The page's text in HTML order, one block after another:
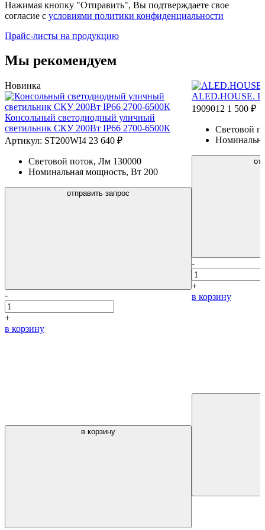
Нажимая кнопку "Отправить", Вы подтверждаете свое
согласие с условиями политики конфиденциальности
Прайс-листы на продукцию
Мы рекомендуем
Новинка
Консольный светодиодный уличный
светильник СКУ 200Вт IP66 2700-6500К
Артикул: ST200WI4 23 640 ₽
Световой поток, Лм 130000
Номинальная мощность, Вт 200
отправить запрос
-
+
в корзину
в корзину
ALED.HOUSE.
1909012 1 500 ₽
Световой
-
+
в корзину